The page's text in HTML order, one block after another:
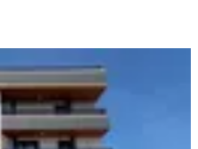
Satılık 3+1 Arakat
Mahallesi